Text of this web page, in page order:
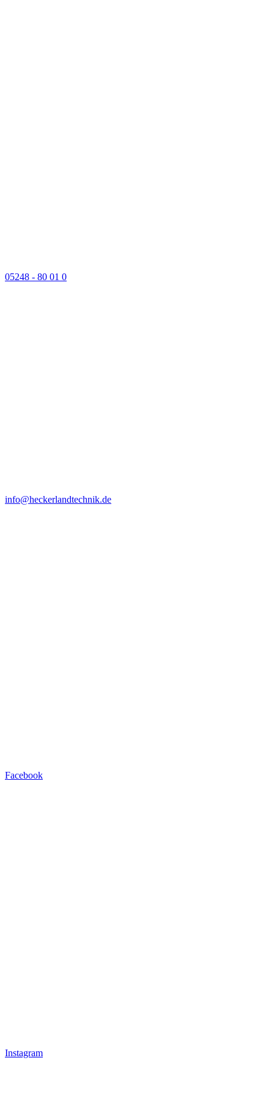
05248 - 80 01 0
info@heckerlandtechnik.de
Facebook
Instagram